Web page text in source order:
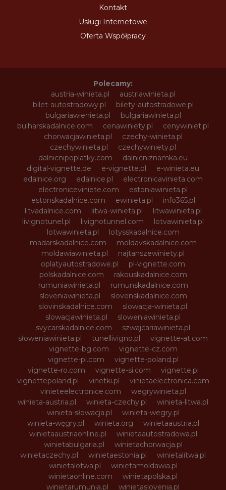
Kontakt
Usługi Internetowe
Oferta Współpracy
Polecamy:
austria-winieta.pl
austriawinieta.pl
bilet-autostradowy.pl
bilety-autostradowe.pl
bulgariawienieta.pl
bulgariawinieta.pl
bulharskadalnice.com
cenawiniety.pl
cenywiniet.pl
chorwacjawinieta.pl
czechy-winieta.pl
czechywinieta.pl
czechywiniety.pl
dalnicnipoplatky.com
dalnicniznamka.eu
digital-vignette.de
e-vignette.pl
e-winieta.eu
edalnice.org
edalnice.pl
electronicavinieta.com
electroniceviniete.com
estoniawinieta.pl
estonskadalnice.com
ewinieta.pl
info365.pl
litvadalnice.com
litwa-winieta.pl
litwawinieta.pl
livignotunel.pl
livignotunnel.com
lotvawinieta.pl
lotwawinieta.pl
lotysskadalnice.com
madarskadalnice.com
moldavskadalnice.com
moldawiawinieta.pl
najtanszewiniety.pl
oplatyautostradowe.pl
pl-vignette.com
polskadalnice.com
rakouskadalnice.com
rumuniawinieta.pl
rumunskadalnice.com
sloveniawinieta.pl
slovenskadalnice.com
slovinskadalnice.com
slowacja-winieta.pl
slowacjawinieta.pl
sloweniawinieta.pl
svycarskadalnice.com
szwajcariawinieta.pl
słoweniawinieta.pl
tunellivigno.pl
vignette-at.com
vignette-bg.com
vignette-cz.com
vignette-pl.com
vignette-poland.pl
vignette-ro.com
vignette-si.com
vignette.pl
vignettepoland.pl
vinetki.pl
vinietaelectronica.com
vinieteelectronice.com
wegrywinieta.pl
winieta-austria.pl
winieta-czechy.pl
winieta-litwa.pl
winieta-słowacja.pl
winieta-wegry.pl
winieta-węgry.pl
winieta.org
winietaaustria.pl
winietaaustriaonline.pl
winietaautostradowa.pl
winietabulgaria.pl
winietachorwacja.pl
winietaczechy.pl
winietaestonia.pl
winietalitwa.pl
winietalotwa.pl
winietamoldawia.pl
winietaonline.com
winietapolska.pl
winietarumunia.pl
winietaslovenia.pl